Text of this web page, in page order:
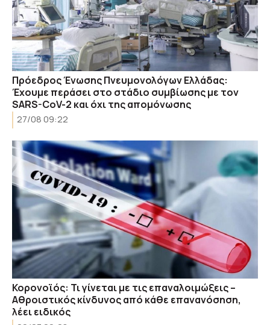
Πρόεδρος Ένωσης Πνευμονολόγων Ελλάδας:
Έχουμε περάσει στο στάδιο συμβίωσης με τον
SARS-CoV-2 και όχι της απομόνωσης
27/08 09:22
Κορονοϊός: Τι γίνεται με τις επαναλοιμώξεις –
Αθροιστικός κίνδυνος από κάθε επανανόσηση,
λέει ειδικός